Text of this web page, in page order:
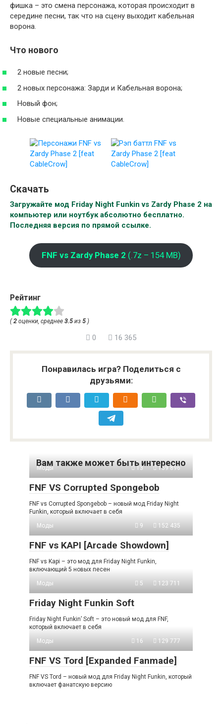
фишка – это смена персонажа, которая происходит в
середине песни, так что на сцену выходит кабельная
ворона.
Что нового
2 новые песни;
2 новых персонажа: Зарди и Кабельная ворона;
Новый фон;
Новые специальные анимации.
Скачать
Загружайте мод Friday Night Funkin vs Zardy Phase 2 на
компьютер или ноутбук абсолютно бесплатно.
Последняя версия по прямой ссылке.
FNF vs Zardy Phase 2 (.7z – 154 MB)
Рейтинг
( 2 оценки, среднее 3.5 из 5 )
0 16 365
Понравилась игра? Поделиться с
друзьями:
Вам также может быть интересно
Моды 13 159 896
FNF VS Corrupted Spongebob
FNF vs Corrupted Spongebob – новый мод Friday Night
Funkin, который включает в себя
Моды
9 152 435
FNF vs KAPI [Arcade Showdown]
FNF vs Kapi – это мод для Friday Night Funkin,
включающий 5 новых песен
Моды
5 123 711
Friday Night Funkin Soft
Friday Night Funkin’ Soft – это новый мод для FNF,
который включает в себя
Моды
16 129 777
FNF VS Tord [Expanded Fanmade]
FNF VS Tord – новый мод для Friday Night Funkin, который
включает фанатскую версию